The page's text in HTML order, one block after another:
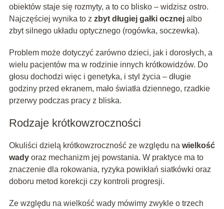
obiektów staje się rozmyty, a to co blisko – widzisz ostro.
Najczęściej wynika to z zbyt długiej gałki ocznejalbo
zbyt silnego układu optycznego (rogówka, soczewka).
Problem może dotyczyć zarówno dzieci, jak i dorosłych, a
wielu pacjentów ma w rodzinie innych krótkowidzów. Do
głosu dochodzi więc i genetyka, i styl życia – długie
godziny przed ekranem, mało światła dziennego, rzadkie
przerwy podczas pracy z bliska.
Rodzaje krótkowzroczności
Okuliści dzielą krótkowzroczność ze względu na wielkość
wadyoraz mechanizm jej powstania. W praktyce ma to
znaczenie dla rokowania, ryzyka powikłań siatkówki oraz
doboru metod korekcji czy kontroli progresji.
Ze względu na wielkość wady mówimy zwykle o trzech